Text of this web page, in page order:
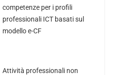
competenze per i profili
professionali ICT basati sul
modello e-CF
Attività professionali non